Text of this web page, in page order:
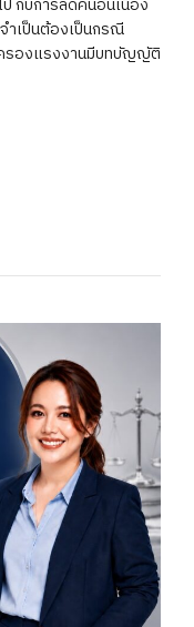
ำเป็นต้องเป็นกรณี
รองแรงงานมีบทบัญญัติ